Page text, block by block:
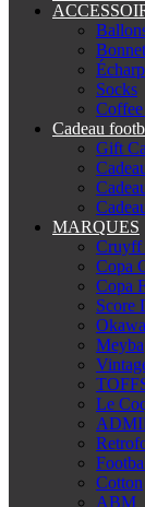
Socks
Cadeau
Gift
MARQUES
Cruyff
Copa
Copa
Score
Okawa
Meyba
Le
Cotton
ABM